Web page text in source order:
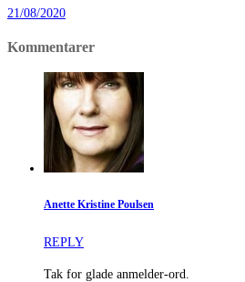
21/08/2020
Kommentarer
Anette Kristine Poulsen
REPLY
Tak for glade anmelder-ord.